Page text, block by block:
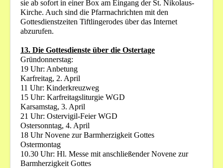
sie ab sofort in einer Box am Eingang der St. Nikolaus-
Kirche. Auch sind die Pfarrnachrichten mit den
Gottesdienstzeiten Tiftlingerodes über das Internet
abzurufen.
13. Die Gottesdienste über die Ostertage
Gründonnerstag:
19 Uhr: Anbetung
Karfreitag, 2. April
11 Uhr: Kinderkreuzweg
15 Uhr: Karfreitagsliturgie WGD
Karsamstag, 3. April
21 Uhr: Ostervigil-Feier WGD
Ostersonntag, 4. April
18 Uhr Novene zur Barmherzigkeit Gottes
Ostermontag
10.30 Uhr: Hl. Messe mit anschließender Novene zur
Barmherzigkeit Gottes